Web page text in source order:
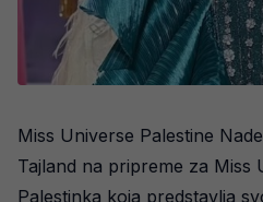
Miss Universe Palestine
Tajland na pripreme za Miss
Palestinka koja predstavlja